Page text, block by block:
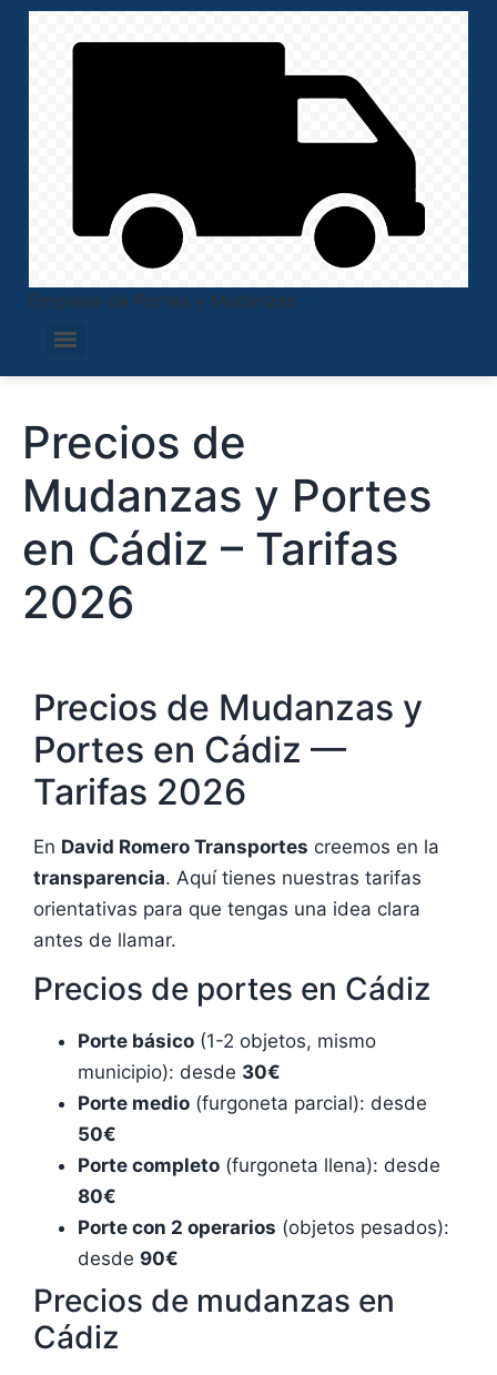
Empresa de Portes y Mudanzas
Precios de
Mudanzas y Portes
en Cádiz – Tarifas
2026
Precios de Mudanzas y
Portes en Cádiz —
Tarifas 2026
En David Romero Transportes creemos en la
transparencia. Aquí tienes nuestras tarifas
orientativas para que tengas una idea clara
antes de llamar.
Precios de portes en Cádiz
Porte básico (1-2 objetos, mismo
municipio): desde 30€
Porte medio (furgoneta parcial): desde
50€
Porte completo (furgoneta llena): desde
80€
Porte con 2 operarios (objetos pesados):
desde 90€
Precios de mudanzas en
Cádiz